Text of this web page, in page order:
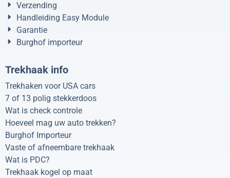
Verzending
Handleiding Easy Module
Garantie
Burghof importeur
Trekhaak info
Trekhaken voor USA cars
7 of 13 polig stekkerdoos
Wat is check controle
Hoeveel mag uw auto trekken?
Burghof Importeur
Vaste of afneembare trekhaak
Wat is PDC?
Trekhaak kogel op maat